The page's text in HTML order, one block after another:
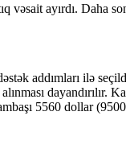
ayırdı. Daha
addımları ilə
5560 dollar